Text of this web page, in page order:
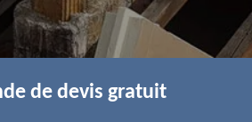
de devis gratuit